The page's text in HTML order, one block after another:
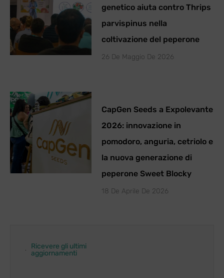
genetico aiuta contro Thrips
parvispinus nella
coltivazione del peperone
26 De Maggio De 2026
CapGen Seeds a Expolevante
2026: innovazione in
pomodoro, anguria, cetriolo e
la nuova generazione di
peperone Sweet Blocky
18 De Aprile De 2026
Ricevere gli ultimi
aggiornamenti